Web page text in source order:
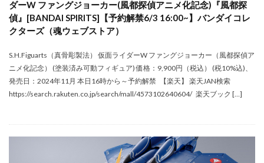
ダーW ファングジョーカー(風都探偵アニメ化記念)『風都探
偵』[BANDAI SPIRITS]【予約解禁6/3 16:00~】バンダイコレ
クターズ（魂ウェブストア）
S.H.Figuarts（真骨彫製法） 仮面ライダーW ファングジョーカー（風都探偵ア
ニメ化記念） (塗装済み可動フィギュア) 価格：9,900円（税込） (税10%込)、
発売日：2024年11月 本日16時から～予約解禁 【楽天】 楽天JAN検索
https://search.rakuten.co.jp/search/mall/4573102640604/ 楽天ブック […]